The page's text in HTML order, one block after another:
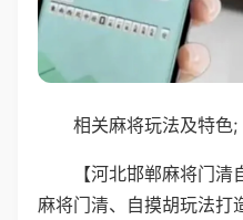
相关麻将玩法及特色;
【河北邯郸麻将门
麻将门清、自摸胡玩法打